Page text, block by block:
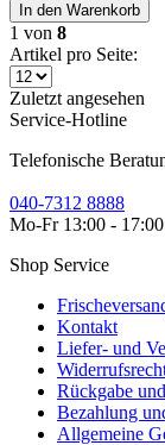
In den Warenkorb
1 von 8
Artikel pro Seite:
Zuletzt angesehen
Service-Hotline
Telefonische
040-7312 8888
Mo-Fr 13:00 -
Shop Service
Kontakt
Liefer- und
Rückgabe
Bezahlung
Allgemeine